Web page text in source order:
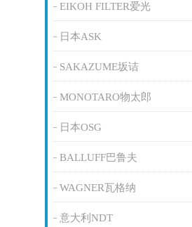
EIKOH FILTER爱光
日本ASK
SAKAZUME坂诘
MONOTARO物太郎
日本OSG
BALLUFF巴鲁夫
WAGNER瓦格纳
意大利NDT